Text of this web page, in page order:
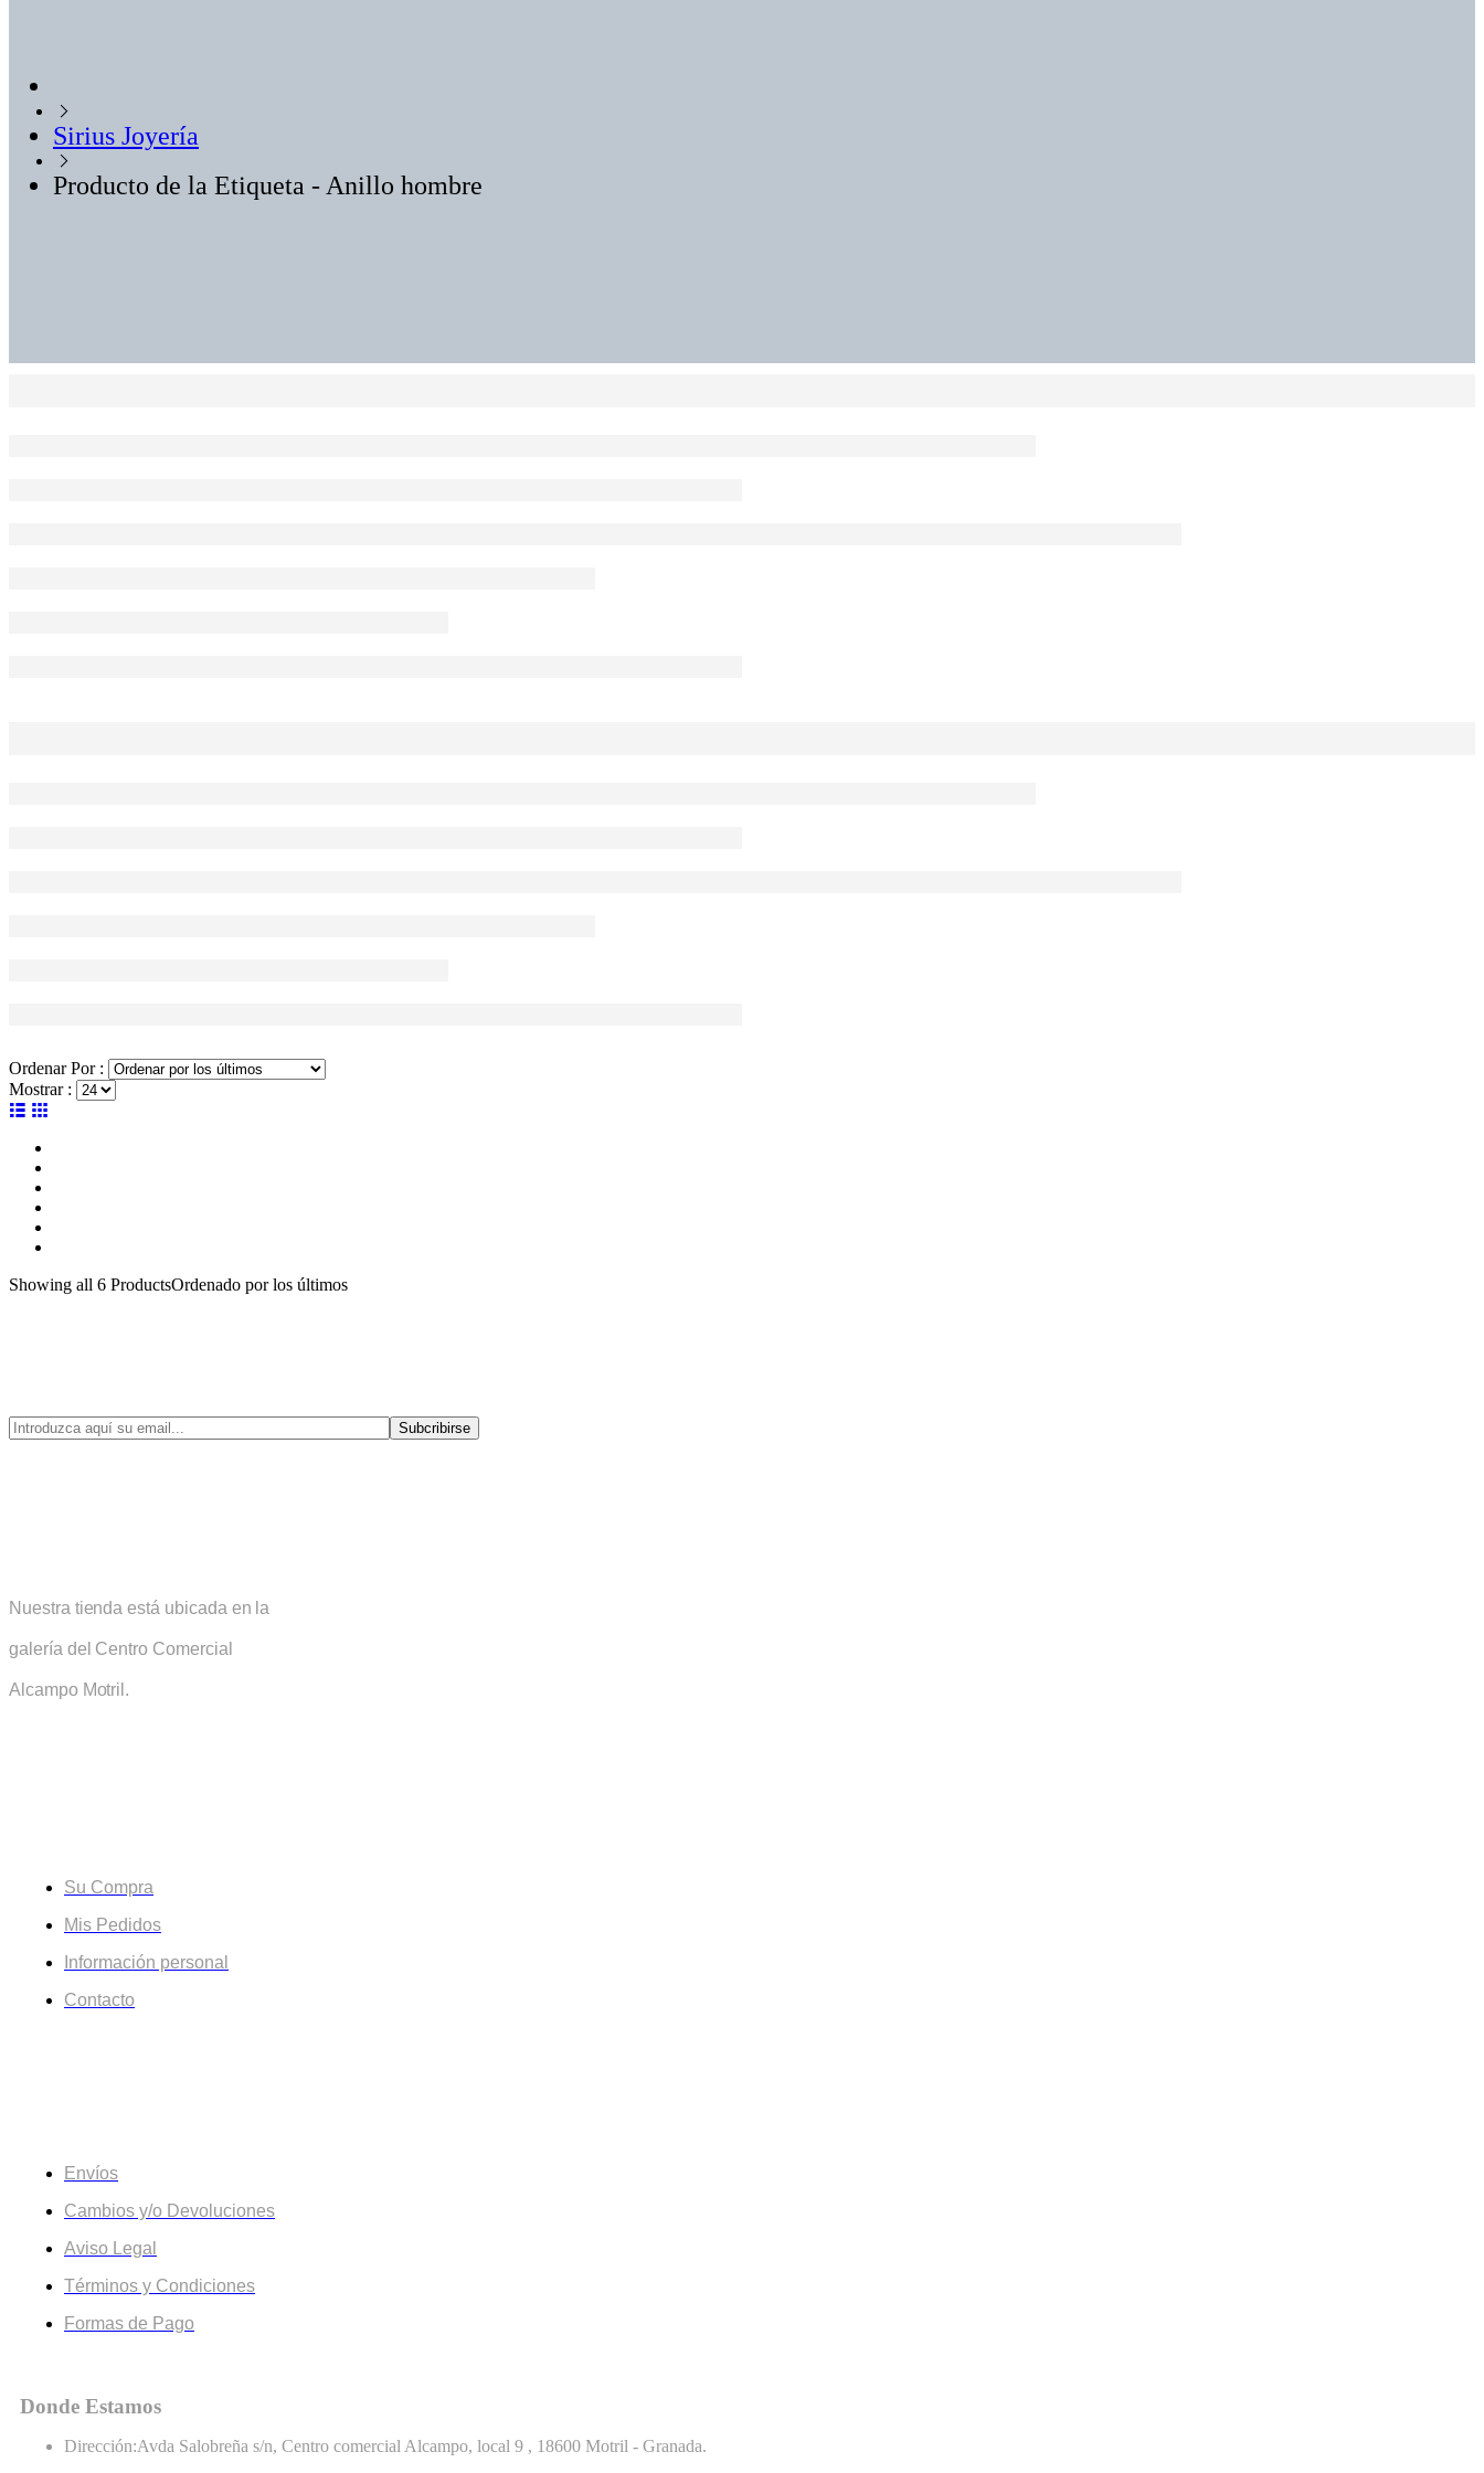
Sirius Joyería
Producto de la Etiqueta - Anillo hombre
Ordenar Por :
Mostrar :
Showing all 6 ProductsOrdenado por los últimos
Subcribirse
Nuestra tienda está ubicada en la
galería del Centro Comercial
Alcampo Motril.
Su Compra
Mis Pedidos
Información personal
Contacto
Envíos
Cambios y/o Devoluciones
Aviso Legal
Términos y Condiciones
Formas de Pago
Donde Estamos
Dirección:Avda Salobreña s/n, Centro comercial Alcampo, local 9 , 18600 Motril - Granada.